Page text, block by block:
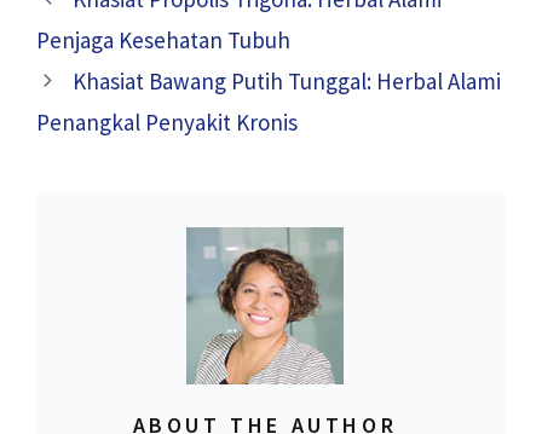
Penjaga Kesehatan Tubuh
Khasiat Bawang Putih Tunggal: Herbal Alami
Penangkal Penyakit Kronis
ABOUT THE AUTHOR